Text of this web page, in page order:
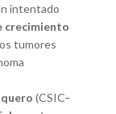
intentado
crecimiento
tumores
(CSIC–